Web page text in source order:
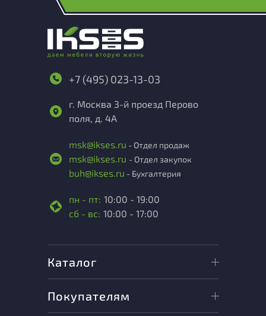
+7 (495) 023-13-03
г. Москва 3-й проезд Перово
поля, д. 4А
msk@ikses.ru - Отдел продаж
msk@ikses.ru - Отдел закупок
buh@ikses.ru - Бухгалтерия
пн - пт: 10:00 - 19:00
сб - вс: 10:00 - 17:00
Каталог
Покупателям